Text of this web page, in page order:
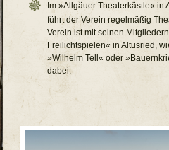
Im »Allgäuer Theaterkästle« in
führt der Verein regelmäßig
Verein ist mit seinen
Freilichtspielen« in Altusried,
»Wilhelm Tell« oder
dabei.